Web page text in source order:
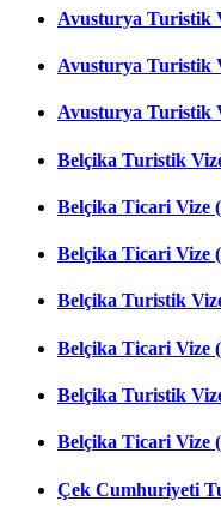
Avusturya Turistik
Avusturya Turistik
Avusturya Turistik
Belçika Turistik
Belçika Ticari Vize
Belçika Ticari Vize
Belçika Turistik
Belçika Ticari Vize
Belçika Turistik
Belçika Ticari Vize
Çek Cumhuriyeti